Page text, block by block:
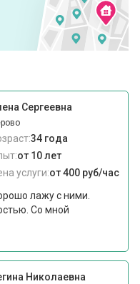
Сергеевна
34 года
от 10 лет
услуги:от 400 руб/час
лажу с ними.
Со мной
Николаевна